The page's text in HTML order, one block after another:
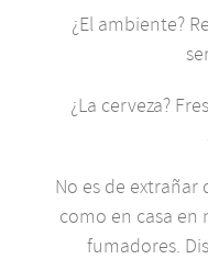
¿El ambiente?
¿La cerveza?
No es de
como en casa
fumadores.